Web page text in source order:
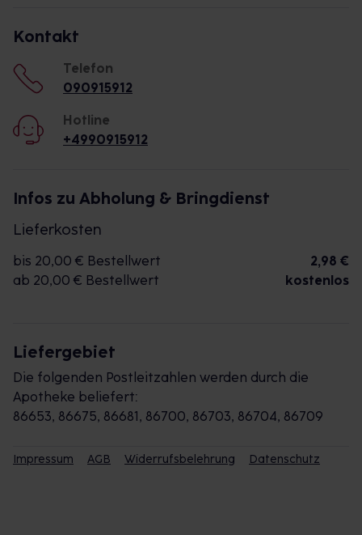
Kontakt
Telefon
090915912
Hotline
+4990915912
Infos zu Abholung & Bringdienst
Lieferkosten
bis 20,00 € Bestellwert
2,98 €
ab 20,00 € Bestellwert
kostenlos
Liefergebiet
Die folgenden Postleitzahlen werden durch die
Apotheke beliefert:
86653, 86675, 86681, 86700, 86703, 86704, 86709
Impressum AGB Widerrufsbelehrung Datenschutz